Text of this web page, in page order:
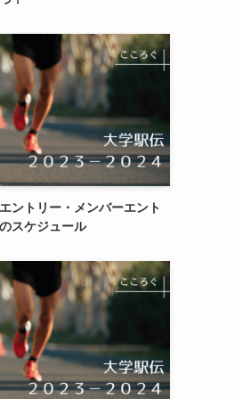
ントリー・メンバーエント
スケジュール